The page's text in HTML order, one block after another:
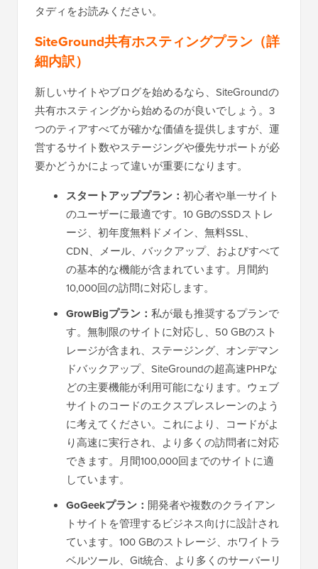
タディをお読みください。
SiteGround共有ホスティングプラン（詳
細内訳）
新しいサイトやブログを始めるなら、SiteGroundの
共有ホスティングから始めるのが良いでしょう。3
つのティアすべてが確かな価値を提供しますが、運
営するサイト数やステージングや優先サポートが必
要かどうかによって違いが重要になります。
スタートアッププラン： 初心者や単一サイト
のユーザーに最適です。10 GBのSSDストレ
ージ、初年度無料ドメイン、無料SSL、
CDN、メール、バックアップ、およびすべて
の基本的な機能が含まれています。月間約
10,000回の訪問に対応します。
GrowBigプラン： 私が最も推奨するプランで
す。無制限のサイトに対応し、50 GBのスト
レージが含まれ、ステージング、オンデマン
ドバックアップ、SiteGroundの超高速PHPな
どの主要機能が利用可能になります。ウェブ
サイトのコードのエクスプレスレーンのよう
に考えてください。これにより、コードがよ
り高速に実行され、より多くの訪問者に対応
できます。月間100,000回までのサイトに適
しています。
GoGeekプラン： 開発者や複数のクライアン
トサイトを管理するビジネス向けに設計され
ています。100 GBのストレージ、ホワイトラ
ベルツール、Git統合、より多くのサーバーリ